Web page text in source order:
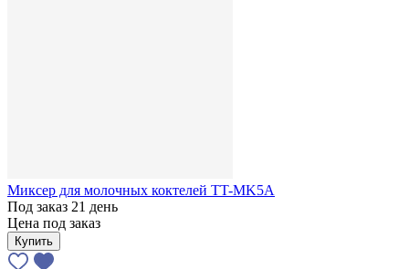
Миксер для молочных коктелей TT-MK5А
Под заказ 21 день
Цена под заказ
Купить